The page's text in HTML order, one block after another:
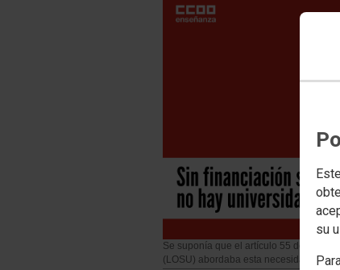
su
Se suponía que el artículo 55 de la Ley
(LOSU) abordaba esta necesidad